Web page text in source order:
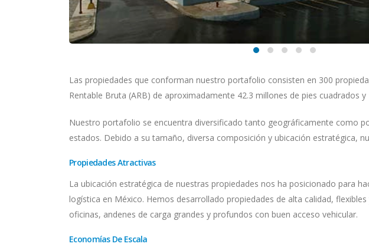
Las propiedades que conforman nuestro portafolio consisten en 300
Rentable Bruta (ARB) de aproximadamente 42.3 millones de pies cuadrados
Nuestro portafolio se encuentra diversificado tanto geográficamente como
estados. Debido a su tamaño, diversa composición y ubicación estratégica,
Propiedades Atractivas
La ubicación estratégica de nuestras propiedades nos ha posicionado para
logística en México. Hemos desarrollado propiedades de alta calidad,
oficinas, andenes de carga grandes y profundos con buen acceso vehicular.
Economías De Escala